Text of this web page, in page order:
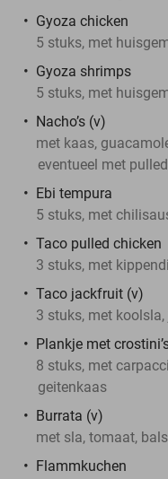
Gyoza chicken
5 stuks, met
Gyoza shrimps
5 stuks, met
Nacho’s (v)
met kaas,
eventueel met
Ebi tempura
5 stuks, met
Taco pulled chicken
3 stuks, met
Taco jackfruit (v)
3 stuks, met
Plankje met
8 stuks, met
geitenkaas
Burrata (v)
met sla, tomaat,
Flammkuchen